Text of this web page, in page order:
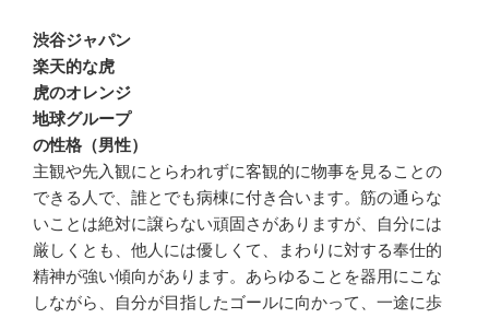
渋谷ジャパン
楽天的な虎
虎のオレンジ
地球グループ
の性格（男性）
主観や先入観にとらわれずに客観的に物事を見ることの
できる人で、誰とでも病棟に付き合います。筋の通らな
いことは絶対に譲らない頑固さがありますが、自分には
厳しくとも、他人には優しくて、まわりに対する奉仕的
精神が強い傾向があります。あらゆることを器用にこな
しながら、自分が目指したゴールに向かって、一途に歩